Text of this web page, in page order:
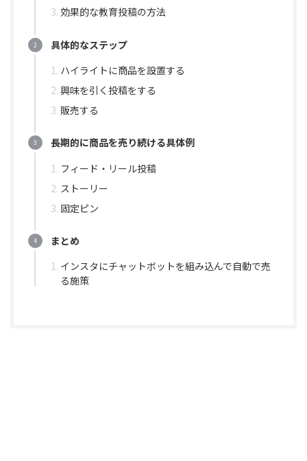
効果的な教育投稿の方法
具体的なステップ
ハイライトに商品を設置する
興味を引く投稿をする
販売する
長期的に商品を売り続ける具体例
フィード・リール投稿
ストーリー
固定ピン
まとめ
インスタにチャットボットを組み込んで自動で売
る施策